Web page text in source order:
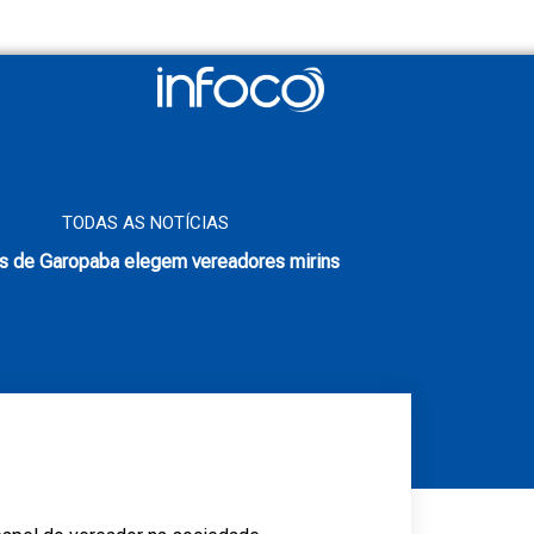
TODAS AS NOTÍCIAS
de Garopaba elegem vereadores mirins